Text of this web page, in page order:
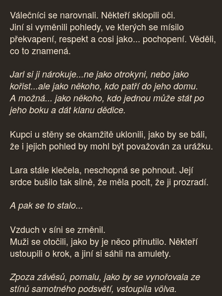
Válečníci se narovnali. Někteří sklopili oči.
Jiní si vyměnili pohledy, ve kterých se mísilo
překvapení, respekt a cosi jako... pochopení. Věděli,
co to znamená.
Jarl si ji nárokuje...ne jako otrokyni, nebo jako
kořist...ale jako někoho, kdo patří do jeho domu.
A možná... jako někoho, kdo jednou může stát po
jeho boku a dát klanu dědice.
Kupci u stěny se okamžitě uklonili, jako by se báli,
že i jejich pohled by mohl být považován za urážku.
Lara stále klečela, neschopná se pohnout. Její
srdce bušilo tak silně, že měla pocit, že ji prozradí.
A pak se to stalo...
Vzduch v síni se změnil.
Muži se otočili, jako by je něco přinutilo. Někteří
ustoupili o krok, a jiní si sáhli na amulety.
Zpoza závěsů, pomalu, jako by se vynořovala ze
stínů samotného podsvětí, vstoupila völva.